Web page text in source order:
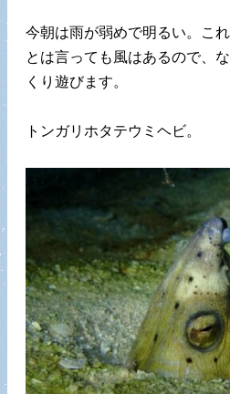
今朝は雨が弱めで明るい。こ
とは言っても風はあるので、
くり遊びます。
トンガリホタテウミヘビ。